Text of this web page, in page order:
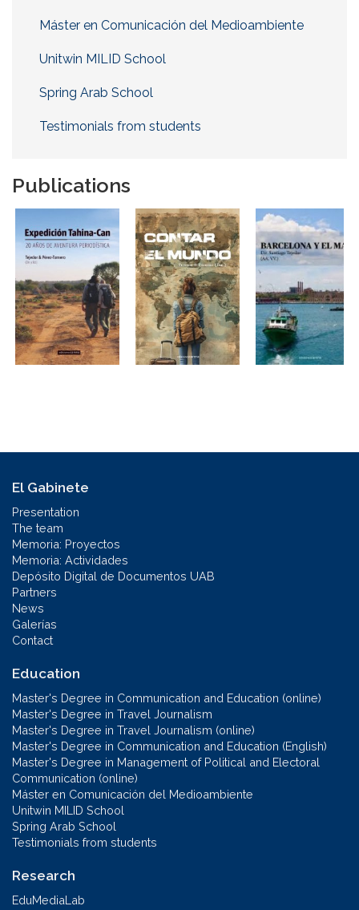
Máster en Comunicación del Medioambiente
Unitwin MILID School
Spring Arab School
Testimonials from students
Publications
El Gabinete
Presentation
The team
Memoria: Proyectos
Memoria: Actividades
Depósito Digital de Documentos UAB
Partners
News
Galerías
Contact
Education
Master's Degree in Communication and Education (online)
Master's Degree in Travel Journalism
Master's Degree in Travel Journalism (online)
Master's Degree in Communication and Education (English)
Master's Degree in Management of Political and Electoral
Communication (online)
Máster en Comunicación del Medioambiente
Unitwin MILID School
Spring Arab School
Testimonials from students
Research
EduMediaLab